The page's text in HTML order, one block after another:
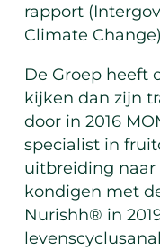
rapport
Climate
De Groep heeft
kijken dan zijn
door in 2016
specialist in
uitbreiding naar
kondigen met
Nurishh® in